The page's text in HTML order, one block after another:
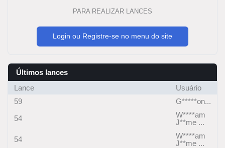
PARA REALIZAR LANCES
Login ou Registre-se no menu do site
Últimos lances
Lance
Usuário
59
G*****on...
54
W****am
J**me ...
54
W****am
J**me ...